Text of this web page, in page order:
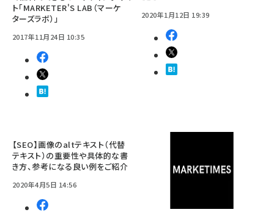
ト「MARKETER'S LAB（マーケ
ターズラボ）」
2017年11月24日 10:35
2020年1月12日 19:39
【SEO】画像のaltテキスト（代替
テキスト）の重要性や具体的な書
き方、参考になる良い例をご紹介
2020年4月5日 14:56